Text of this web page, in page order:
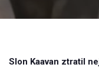
Slon Kaavan ztratil